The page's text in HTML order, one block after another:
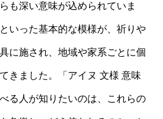
も深い意味が込められていま
いった基本的な模様が、祈りや
に施され、地域や家系ごとに個
きました。「アイヌ 文様 意味
る人が知りたいのは、これらの